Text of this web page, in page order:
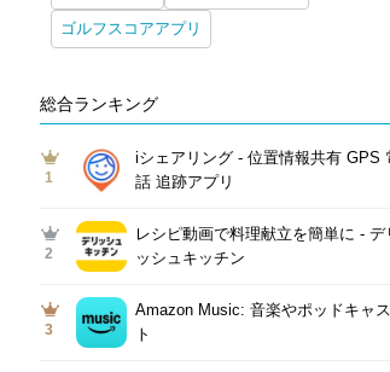
ゴルフスコアアプリ
総合ランキング
1
iシェアリング - 位置情報共有 GPS
話 追跡アプリ
2
レシピ動画で料理献立を簡単‪に - デ
ッシュキッチン
3
Amazon Music: 音楽やポッドキャス
ト